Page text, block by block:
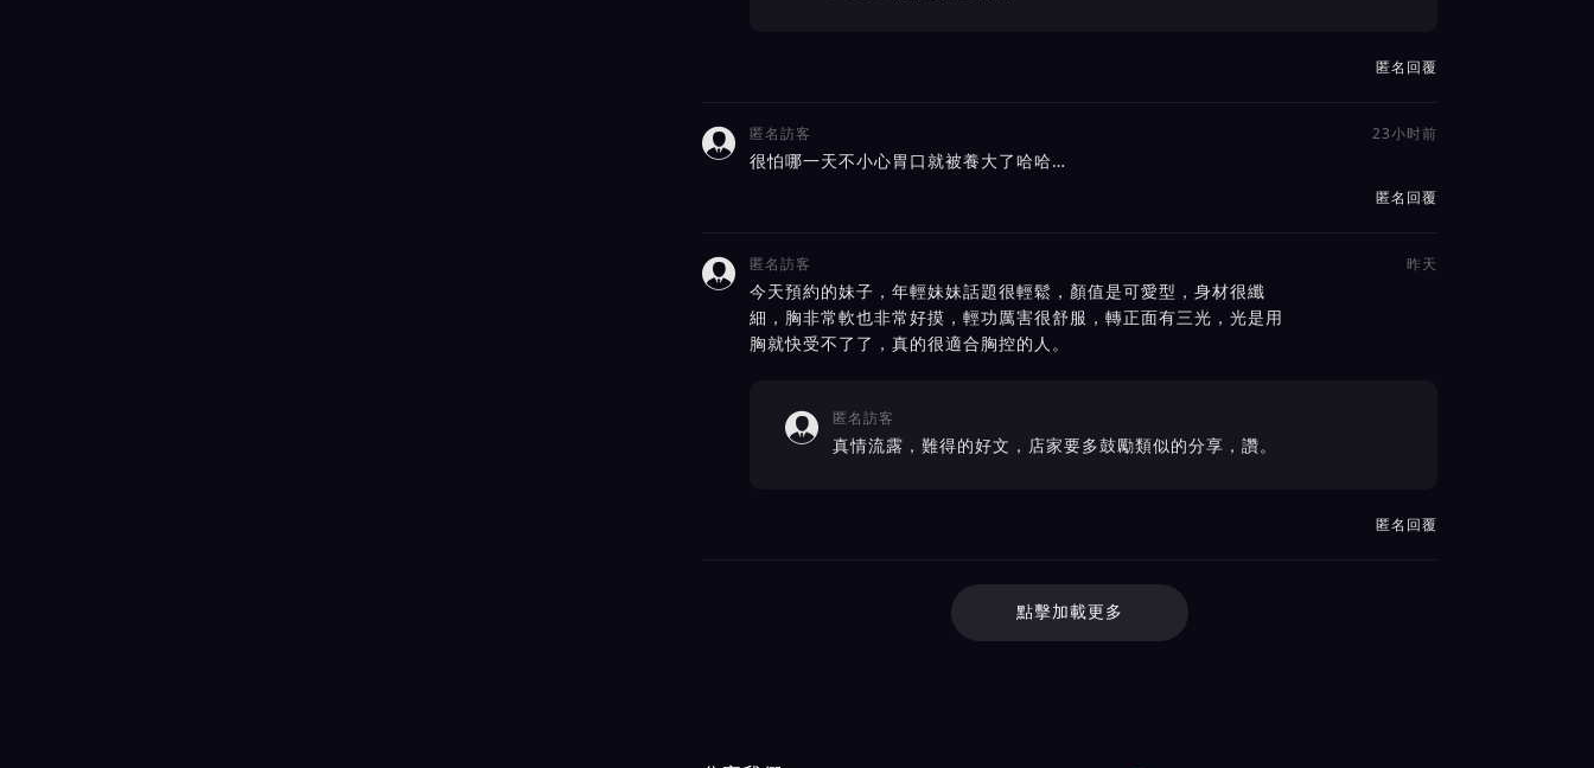
匿名回覆
 匿名訪客 23小时前
很怕哪一天不小心胃口就被養大了哈哈…
匿名回覆
 匿名訪客 昨天
今天預約的妹子，年輕妹妹話題很輕鬆，顏值是可愛型，身材很纖
細，胸非常軟也非常好摸，輕功厲害很舒服，轉正面有三光，光是用
胸就快受不了了，真的很適合胸控的人。
 匿名訪客
真情流露，難得的好文，店家要多鼓勵類似的分享，讚。
匿名回覆
點擊加載更多